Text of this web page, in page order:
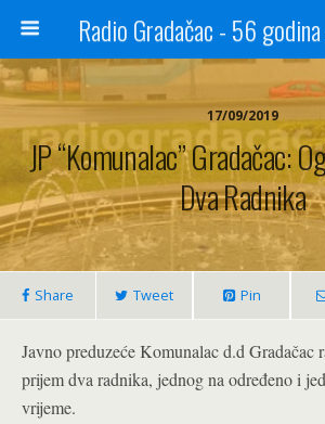
17/09/2019
JP “Komunalac” Gradačac:
Dva Radnika
Share Tweet Pin
Javno preduzeće Komunalac d.d Gradačac
prijem dva radnika, jednog na određeno i
vrijeme.